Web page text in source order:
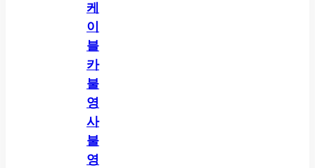
케
이
블
카
불
영
사
불
영